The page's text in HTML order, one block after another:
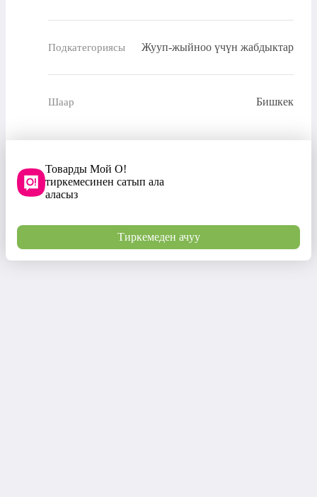
Подкатегориясы Жууп-жыйноо үчүн жабдыктар
Шаар Бишкек
Товарды Мой О!
тиркемесинен сатып ала
аласыз
Тиркемеден ачуу